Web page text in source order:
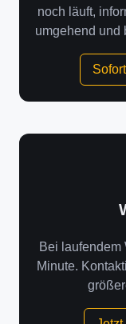
noch läuft,
umgehend und
Bei laufendem
Minute.